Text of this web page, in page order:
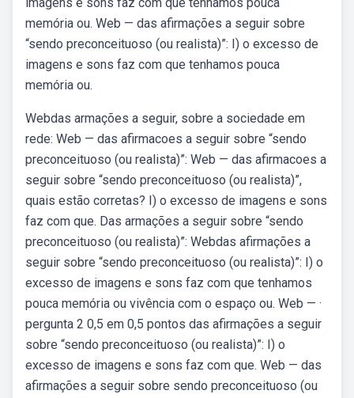
memória ou. Web — das afirmações a seguir sobre
“sendo preconceituoso (ou realista)”: I) o excesso de
imagens e sons faz com que tenhamos pouca
memória ou.
Webdas armações a seguir, sobre a sociedade em
rede: Web — das afirmacoes a seguir sobre “sendo
preconceituoso (ou realista)”: Web — das afirmacoes a
seguir sobre “sendo preconceituoso (ou realista)”,
quais estão corretas? I) o excesso de imagens e sons
faz com que. Das armações a seguir sobre “sendo
preconceituoso (ou realista)”: Webdas afirmações a
seguir sobre “sendo preconceituoso (ou realista)”: I) o
excesso de imagens e sons faz com que tenhamos
pouca memória ou vivência com o espaço ou. Web — ·
pergunta 2 0,5 em 0,5 pontos das afirmações a seguir
sobre “sendo preconceituoso (ou realista)”: I) o
excesso de imagens e sons faz com que. Web — das
afirmações a seguir sobre sendo preconceituoso (ou